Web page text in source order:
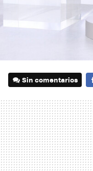
Sin comentarios